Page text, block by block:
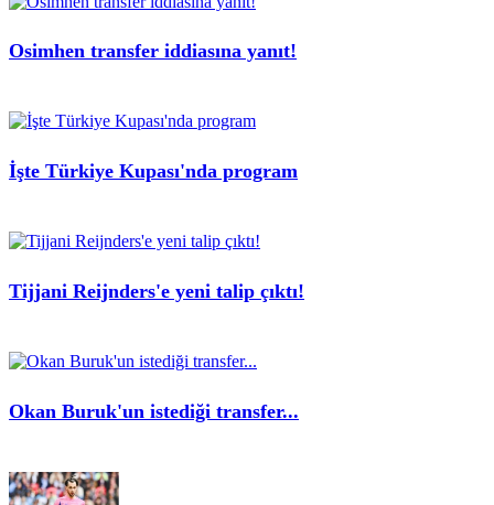
Osimhen transfer iddiasına yanıt!
İşte Türkiye Kupası'nda program
Tijjani Reijnders'e yeni talip çıktı!
Okan Buruk'un istediği transfer...